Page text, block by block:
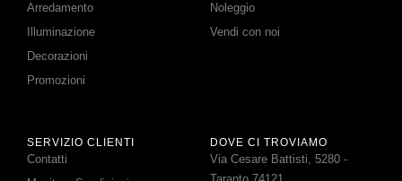
Arredamento
Illuminazione
Decorazioni
Promozioni
Noleggio
Vendi con noi
SERVIZIO CLIENTI
Contatti
DOVE CI TROVIAMO
Via Cesare Battisti, 5280 -